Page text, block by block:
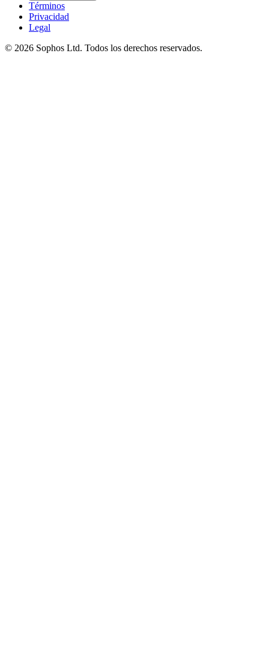
Términos
Privacidad
Legal
© 2026 Sophos Ltd. Todos los derechos reservados.